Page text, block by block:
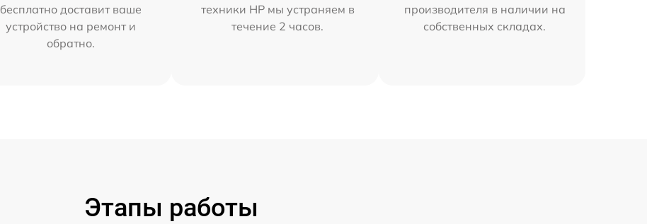
бесплатно доставит ваше
устройство на ремонт и
обратно.
техники HP мы устраняем в
течение 2 часов.
производителя в наличии на
собственных складах.
Этапы работы